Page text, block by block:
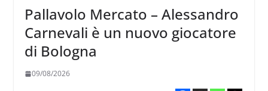
Pallavolo Mercato – Alessandro
Carnevali è un nuovo giocatore
di Bologna
09/08/2026